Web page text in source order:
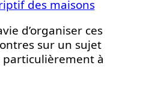
des maisons
d’organiser ces
sur un sujet
à